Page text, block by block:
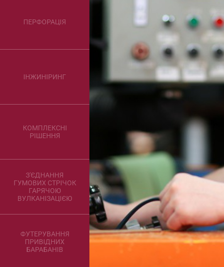
ПЕРФОРАЦІЯ
ІНЖИНІРИНГ
КОМПЛЕКСНІ
РІШЕННЯ
З'ЄДНАННЯ
ГУМОВИХ СТРІЧОК
ГАРЯЧОЮ
ВУЛКАНІЗАЦІЄЮ
ФУТЕРУВАННЯ
ПРИВІДНИХ
БАРАБАНІВ